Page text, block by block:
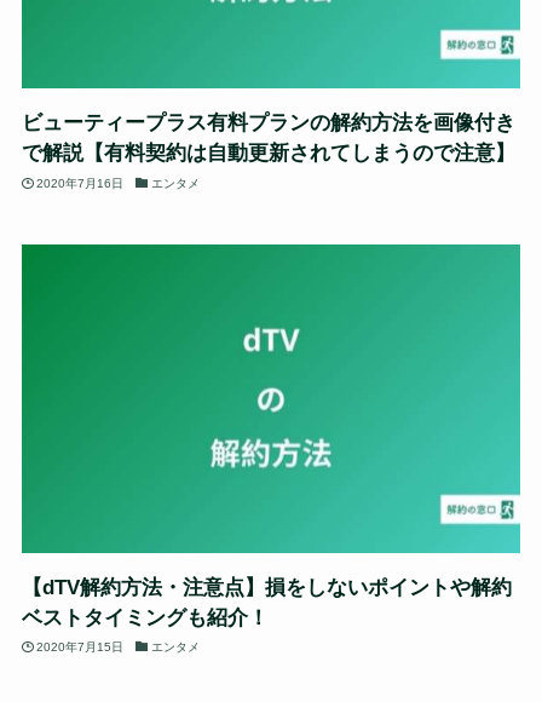
ビューティープラス有料プランの解約方法を画像付き
で解説【有料契約は自動更新されてしまうので注意】
2020年7月16日 エンタメ
【dTV解約方法・注意点】損をしないポイントや解約
ベストタイミングも紹介！
2020年7月15日 エンタメ